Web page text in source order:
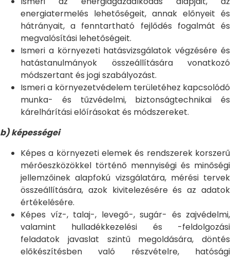
energiatermelés lehetőségeit, annak előnyeit és
hátrányait, a fenntartható fejlődés fogalmát és
megvalósítási lehetőségeit.
Ismeri a környezeti hatásvizsgálatok végzésére és
hatástanulmányok összeállítására vonatkozó
módszertant és jogi szabályozást.
Ismeri a környezetvédelem területéhez kapcsolódó
munka- és tűzvédelmi, biztonságtechnikai és
kárelhárítási előírásokat és módszereket.
b) képességei
Képes a környezeti elemek és rendszerek korszerű
mérőeszközökkel történő mennyiségi és minőségi
jellemzőinek alapfokú vizsgálatára, mérési tervek
összeállítására, azok kivitelezésére és az adatok
értékelésére.
Képes víz-, talaj-, levegő-, sugár- és zajvédelmi,
valamint hulladékkezelési és -feldolgozási
feladatok javaslat szintű megoldására, döntés
előkészítésben való részvételre, hatósági